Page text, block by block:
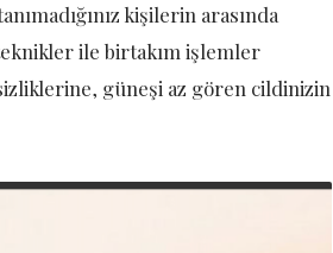
kişilerin arasında
ile birtakım işlemler
güneşi az gören cildinizin